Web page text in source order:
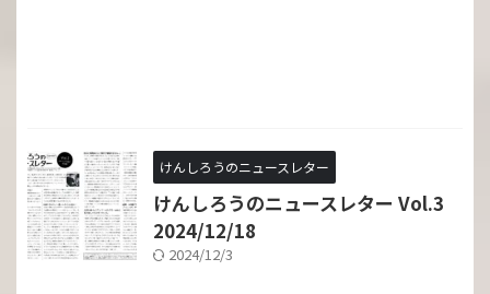
けんしろうのニュースレター
けんしろうのニュースレター Vol.3
2024/12/18
2024/12/3